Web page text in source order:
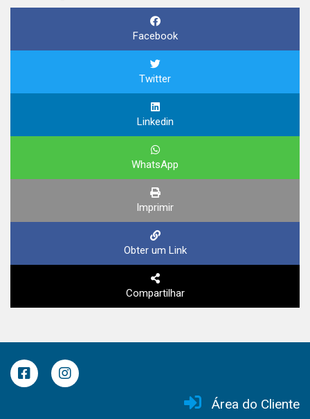
Facebook
Twitter
Linkedin
WhatsApp
Imprimir
Obter um Link
Compartilhar
Área do Cliente